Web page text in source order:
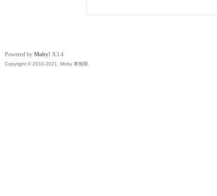
Powered by Moby! X3.4
Copyright © 2010-2021, Moby 車無限.